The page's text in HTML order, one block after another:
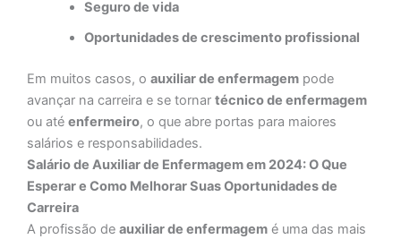
Seguro de vida
Oportunidades de crescimento profissional
Em muitos casos, o auxiliar de enfermagem pode
avançar na carreira e se tornar técnico de enfermagem
ou até enfermeiro, o que abre portas para maiores
salários e responsabilidades.
Salário de Auxiliar de Enfermagem em 2024: O Que
Esperar e Como Melhorar Suas Oportunidades de
Carreira
A profissão de auxiliar de enfermagem é uma das mais